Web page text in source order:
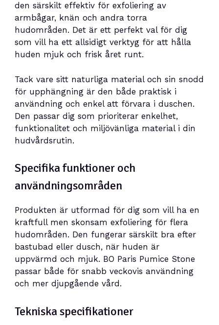
den särskilt effektiv för exfoliering av
armbågar, knän och andra torra
hudområden. Det är ett perfekt val för dig
som vill ha ett allsidigt verktyg för att hålla
huden mjuk och frisk året runt.
Tack vare sitt naturliga material och sin snodd
för upphängning är den både praktisk i
användning och enkel att förvara i duschen.
Den passar dig som prioriterar enkelhet,
funktionalitet och miljövänliga material i din
hudvårdsrutin.
Specifika funktioner och
användningsområden
Produkten är utformad för dig som vill ha en
kraftfull men skonsam exfoliering för flera
hudområden. Den fungerar särskilt bra efter
bastubad eller dusch, när huden är
uppvärmd och mjuk. BO Paris Pumice Stone
passar både för snabb veckovis användning
och mer djupgående vård.
Tekniska specifikationer